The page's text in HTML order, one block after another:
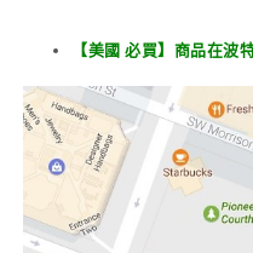
【美國 必買】商品在波